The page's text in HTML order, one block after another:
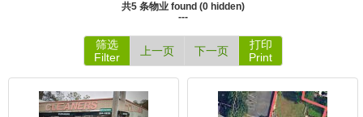
共5 条物业 found (0 hidden)
---
筛选
Filter
上一页 下一页
打印
Print